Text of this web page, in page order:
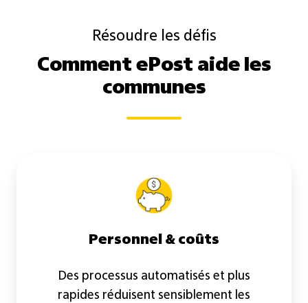
Résoudre les défis
Comment ePost aide les
communes
Personnel & coûts
Des processus automatisés et plus
rapides réduisent sensiblement les